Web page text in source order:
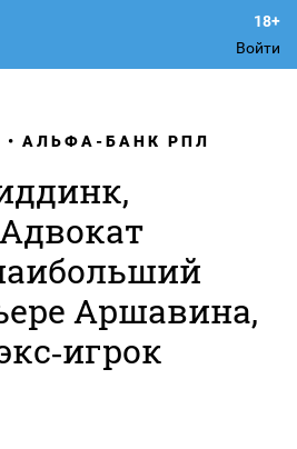
Войти
АЛЬФА-БАНК РПЛ
Аршавина,